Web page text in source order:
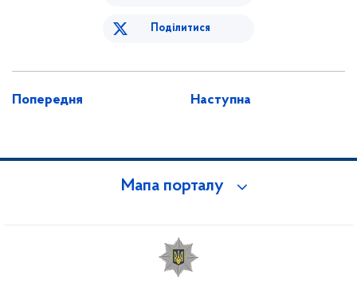
Поділитися
Попередня Наступна
Мапа порталу